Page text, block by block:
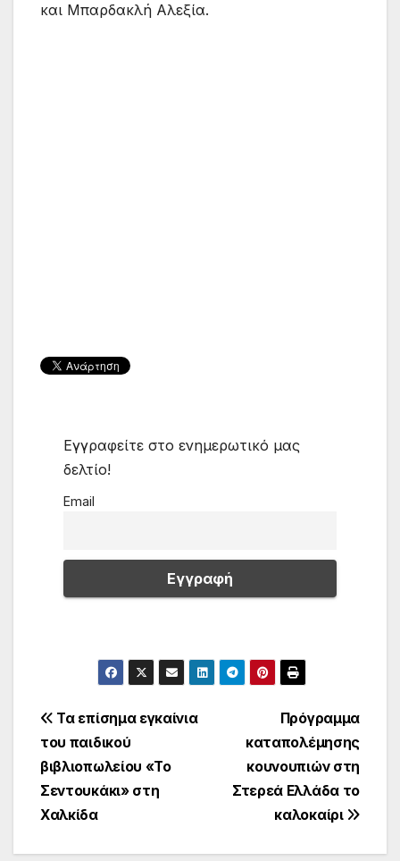
και Μπαρδακλή Αλεξία.
Εγγραφείτε στο ενημερωτικό μας
δελτίο!
Email
Πλοήγηση
άρθρων
Πρόγραμμα
καταπολέμησης
κουνουπιών στη
Στερεά Ελλάδα το
καλοκαίρι
Τα επίσημα εγκαίνια
του παιδικού
βιβλιοπωλείου «Το
Σεντουκάκι» στη
Χαλκίδα